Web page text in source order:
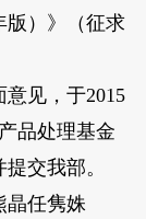
版）》（征求
见，于2015
品处理基金
交我部。
任隽姝